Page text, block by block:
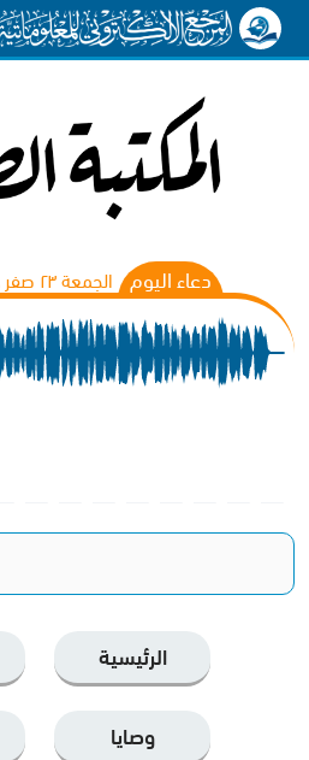
دعاء اليوم الجمعة ٢٣ صفر ١٤٤٨هـ(۰۷-۸-۲۰۲٦م)
الرئيسية
وصايا